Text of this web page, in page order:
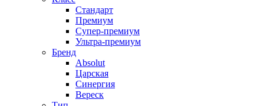
Стандарт
Премиум
Супер-премиум
Ультра-премиум
Бренд
Absolut
Царская
Синергия
Вереск